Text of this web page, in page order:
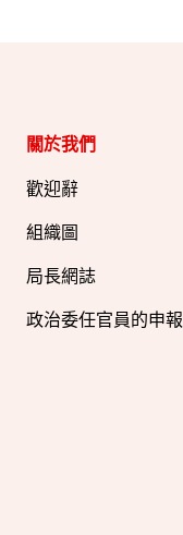
關於我們
歡迎辭
組織圖​
局長網誌
政治委任官員的申報